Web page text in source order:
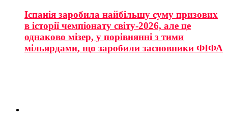
Іспанія заробила найбільшу суму призових
в історії чемпіонату світу-2026, але це
однаково мізер, у порівнянні з тими
мільярдами, що заробили засновники ФІФА